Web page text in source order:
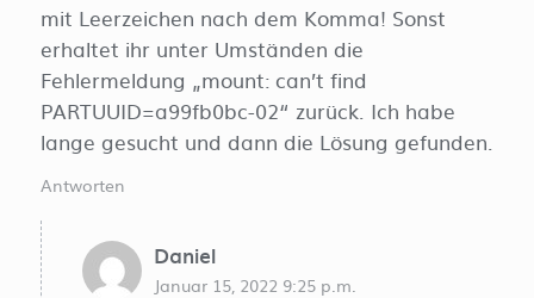
mit Leerzeichen nach dem Komma! Sonst
erhaltet ihr unter Umständen die
Fehlermeldung „mount: can’t find
PARTUUID=a99fb0bc-02“ zurück. Ich habe
lange gesucht und dann die Lösung gefunden.
Antworten
Daniel
Januar 15, 2022 9:25 p.m.